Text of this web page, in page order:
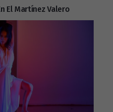
El Martínez Valero